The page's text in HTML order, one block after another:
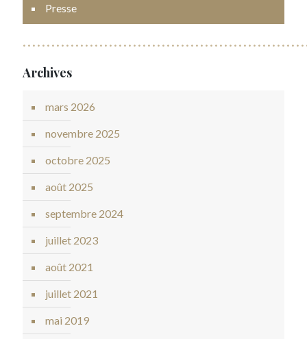
Presse
Archives
mars 2026
novembre 2025
octobre 2025
août 2025
septembre 2024
juillet 2023
août 2021
juillet 2021
mai 2019